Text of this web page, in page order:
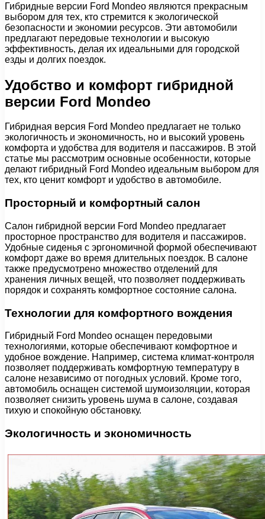
Гибридные версии Ford Mondeo являются прекрасным
выбором для тех, кто стремится к экологической
безопасности и экономии ресурсов. Эти автомобили
предлагают передовые технологии и высокую
эффективность, делая их идеальными для городской
езды и долгих поездок.
Удобство и комфорт гибридной
версии Ford Mondeo
Гибридная версия Ford Mondeo предлагает не только
экологичность и экономичность, но и высокий уровень
комфорта и удобства для водителя и пассажиров. В этой
статье мы рассмотрим основные особенности, которые
делают гибридный Ford Mondeo идеальным выбором для
тех, кто ценит комфорт и удобство в автомобиле.
Просторный и комфортный салон
Салон гибридной версии Ford Mondeo предлагает
просторное пространство для водителя и пассажиров.
Удобные сиденья с эргономичной формой обеспечивают
комфорт даже во время длительных поездок. В салоне
также предусмотрено множество отделений для
хранения личных вещей, что позволяет поддерживать
порядок и сохранять комфортное состояние салона.
Технологии для комфортного вождения
Гибридный Ford Mondeo оснащен передовыми
технологиями, которые обеспечивают комфортное и
удобное вождение. Например, система климат-контроля
позволяет поддерживать комфортную температуру в
салоне независимо от погодных условий. Кроме того,
автомобиль оснащен системой шумоизоляции, которая
позволяет снизить уровень шума в салоне, создавая
тихую и спокойную обстановку.
Экологичность и экономичность